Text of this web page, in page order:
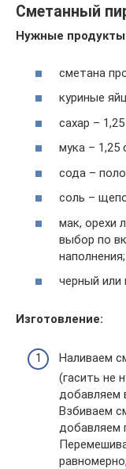
Сметанный
Нужные
сметана
куриные
сахар –
мука – 1,25
сода –
соль –
мак, орехи
выбор по
наполнения;
черный или
Изготовление:
Наливаем
(гасить не
добавляем
Взбиваем
добавляем